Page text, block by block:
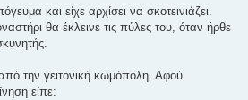
και είχε αρχίσει να σκοτεινιάζει.
θα έκλεινε τις πύλες του, όταν ήρθε
την γειτονική κωμόπολη. Αφού
είπε: